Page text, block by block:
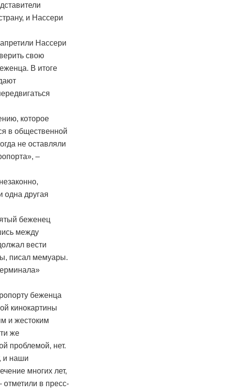
и Нассери
Нассери
свою
В итоге
которое
в общественной
не оставляли
–
одна другая
беженец
между
вести
писал мемуары.
беженца
кинокартины
и жестоким
же
проблемой, нет.
и наши
многих лет,
в пресс-